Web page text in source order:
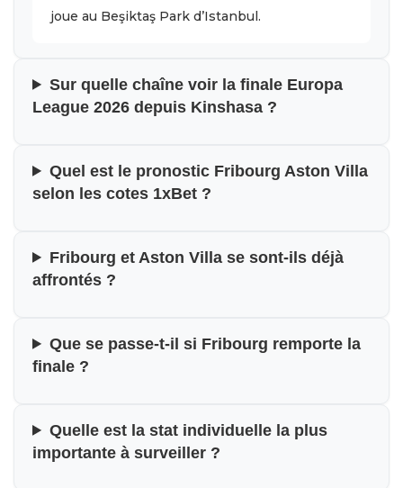
joue au Beşiktaş Park d’Istanbul.
Sur quelle chaîne voir la finale Europa
League 2026 depuis Kinshasa ?
Quel est le pronostic Fribourg Aston Villa
selon les cotes 1xBet ?
Fribourg et Aston Villa se sont-ils déjà
affrontés ?
Que se passe-t-il si Fribourg remporte la
finale ?
Quelle est la stat individuelle la plus
importante à surveiller ?